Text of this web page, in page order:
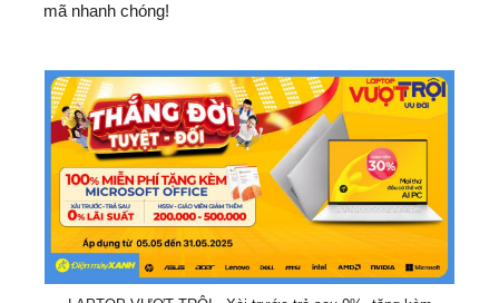
mã nhanh chóng!